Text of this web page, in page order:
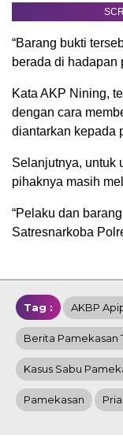
“Barang bukti
berada di hadapan
Kata AKP Nining,
dengan cara
diantarkan kepada
Selanjutnya, untuk
pihaknya masih
“Pelaku dan
Satresnarkoba
Tag : AKBP
Berita Pamekasan
Kasus Sabu
Pamekasan